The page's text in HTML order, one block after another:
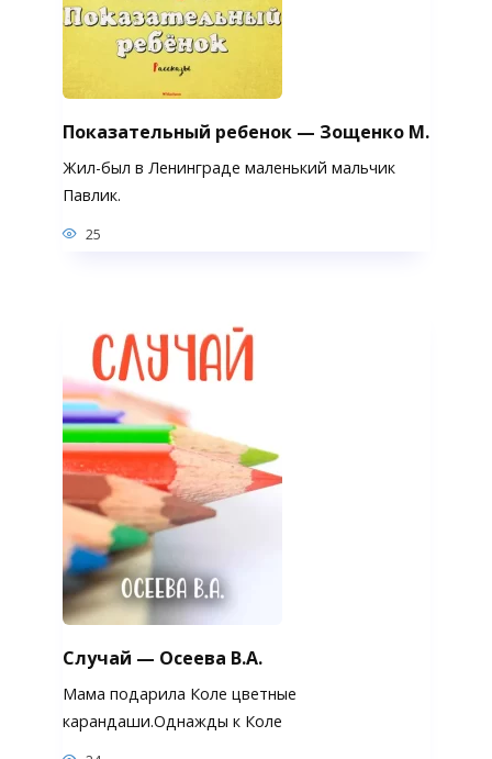
Показательный ребенок — Зощенко М.
Жил-был в Ленинграде маленький мальчик
Павлик.
25
Случай — Осеева В.А.
Мама подарила Коле цветные
карандаши.Однажды к Коле